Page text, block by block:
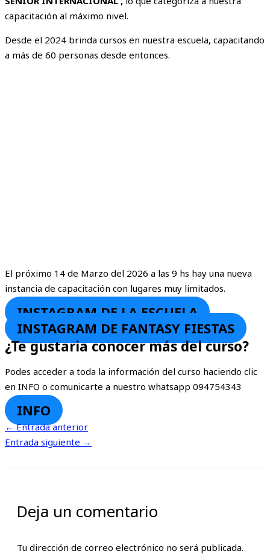
capacitación al máximo nivel.
Desde el 2024 brinda cursos en nuestra escuela, capacitando
a más de 60 personas desde entonces.
El próximo 14 de Marzo del 2026 a las 9 hs hay una nueva
instancia de capacitación con lugares muy limitados.
INSTAGRAM DE LA ESCUELA
INSTAGRAM DE FANTASY FIESTAS
¿Te gustaria conocer más del curso?
Podes acceder a toda la información del curso haciendo clic
en INFO o comunicarte a nuestro whatsapp 094754343
INFO
←Entrada anterior
Entrada siguiente →
Deja un comentario
Tu dirección de correo electrónico no será publicada.